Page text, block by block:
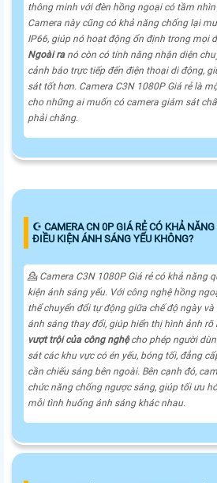
thông minh với đèn hồng ngoại có tầm
Camera này cũng có khả năng chống lại
IP66, giúp nó hoạt động ổn định trong mọi
Ngoài ra nó còn có tính năng nhận diện
cảnh báo trực tiếp đến điện thoại di động,
sát tốt hơn. Camera C3N 1080P Giá rẻ là
cho những ai muốn có camera giám sát
phải chăng.
☪ CAMERA CN 0P GIÁ RẺ CÓ KHẢ
ĐIỀU KIỆN ÁNH SÁNG YẾU KHÔNG?
💁 Camera C3N 1080P Giá rẻ có khả năng
kiện ánh sáng yếu. Với công nghệ hồng
thể chuyển đổi tự động giữa chế độ ngày
ánh sáng thay đổi, giúp hiển thị hình ảnh rõ
vượt trội của công nghệcho phép người
sát các khu vực có én yếu, bóng tối, đẳng
cần chiếu sáng bên ngoài. Bên cạnh đó,
chức năng chống ngược sáng, giúp tối ưu
mỗi tình huống ánh sáng khác nhau.